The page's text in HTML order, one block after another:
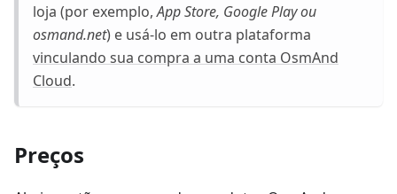
loja (por exemplo,App Store, Google Play ou
osmand.net) e usá-lo em outra plataforma
vinculando sua compra a uma conta OsmAnd
Cloud.
Preços